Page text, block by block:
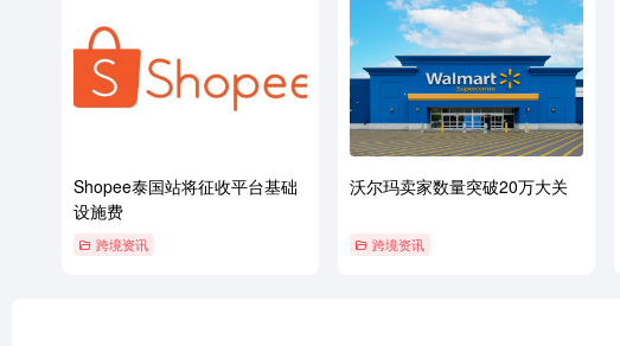
Shopee泰国站将征收平台基础
设施费
跨境资讯
沃尔玛卖家数量突破20万大关
跨境资讯